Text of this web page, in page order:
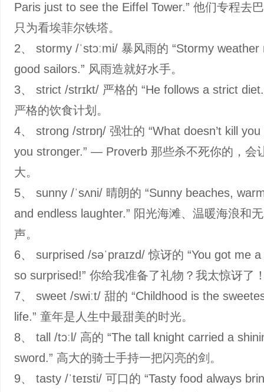
Paris just to see the Eiffel Tower.” 他们专程去
只为看埃菲尔铁塔。
2、 stormy /ˈstɔːmi/ 暴风雨的 “Stormy weather
good sailors.” 风雨造就好水手。
3、 strict /strɪkt/ 严格的 “He follows a strict
严格的饮食计划。
4、 strong /strɒŋ/ 强壮的 “What doesn’t kill
you stronger.” — Proverb 那些杀不死你的，会
大。
5、 sunny /ˈsʌni/ 晴朗的 “Sunny beaches,
and endless laughter.” 阳光海滩、温暖海浪和
声。
6、 surprised /səˈpraɪzd/ 惊讶的 “You got me a
so surprised!” 你给我准备了礼物？我太惊讶了
7、 sweet /swiːt/ 甜的 “Childhood is the
life.” 童年是人生中最甜美的时光。
8、 tall /tɔːl/ 高的 “The tall knight carried a
sword.” 高大的骑士手持一把闪亮的剑。
9、 tasty /ˈteɪsti/ 可口的 “Tasty food always